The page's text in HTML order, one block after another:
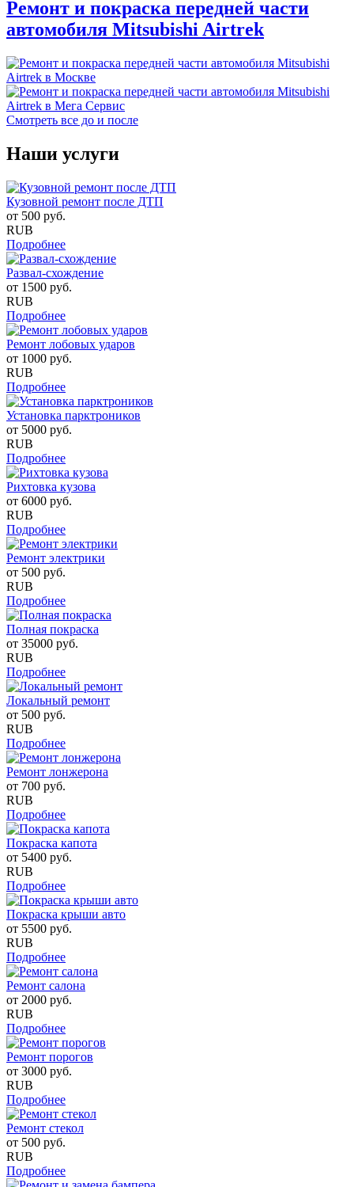
Ремонт и покраска передней части
автомобиля Mitsubishi Airtrek
Смотреть все до и после
Наши услуги
Кузовной ремонт после ДТП
от 500 руб.
RUB
Подробнее
Развал-схождение
от 1500 руб.
RUB
Подробнее
Ремонт лобовых ударов
от 1000 руб.
RUB
Подробнее
Установка парктроников
от 5000 руб.
RUB
Подробнее
Рихтовка кузова
от 6000 руб.
RUB
Подробнее
Ремонт электрики
от 500 руб.
RUB
Подробнее
Полная покраска
от 35000 руб.
RUB
Подробнее
Локальный ремонт
от 500 руб.
RUB
Подробнее
Ремонт лонжерона
от 700 руб.
RUB
Подробнее
Покраска капота
от 5400 руб.
RUB
Подробнее
Покраска крыши авто
от 5500 руб.
RUB
Подробнее
Ремонт салона
от 2000 руб.
RUB
Подробнее
Ремонт порогов
от 3000 руб.
RUB
Подробнее
Ремонт стекол
от 500 руб.
RUB
Подробнее